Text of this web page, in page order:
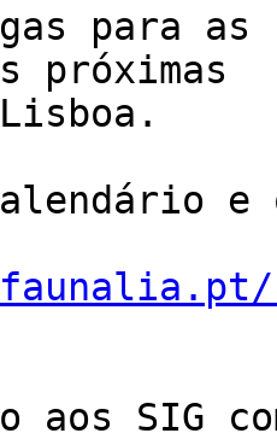
para as
próximas
e
SIG